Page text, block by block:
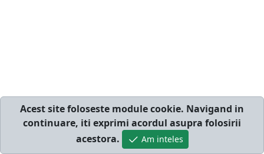
Acest site foloseste module cookie. Navigand in
continuare, iti exprimi acordul asupra folosirii
acestora.
Am inteles